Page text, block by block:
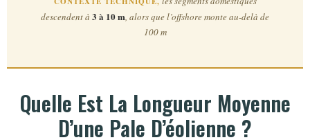
descendent à 3 à 10 m, alors que l’offshore monte au-delà de
100 m
Quelle Est La Longueur Moyenne
D’une Pale D’éolienne ?